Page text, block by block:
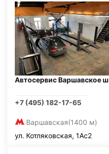
Автосервис Варшавское ш
+7 (495) 182-17-65
Варшавская(1400 м)
ул. Котляковская, 1Ас2